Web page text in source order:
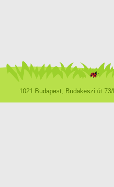
1021 Budapest, Budakeszi út